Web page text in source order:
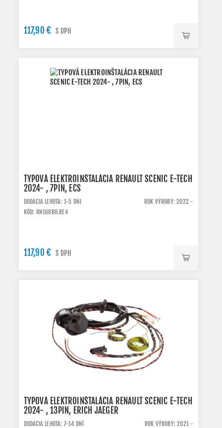
117,90 € S DPH
TYPOVÁ ELEKTROINŠTALÁCIA RENAULT SCENIC E-TECH
2024- , 7PIN, ECS
DODACIA LEHOTA: 1-5 DNI
ROK VÝROBY: 2022 -
KÓD: RN168BH.RE4
117,90 € S DPH
TYPOVÁ ELEKTROINŠTALÁCIA RENAULT SCENIC E-TECH
2024- , 13PIN, ERICH JAEGER
DODACIA LEHOTA: 7-14 DNÍ
ROK VÝROBY: 2021 -